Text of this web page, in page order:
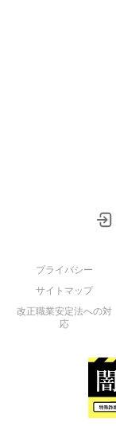
プライバシー
サイトマップ
改正職業安定法への対
応